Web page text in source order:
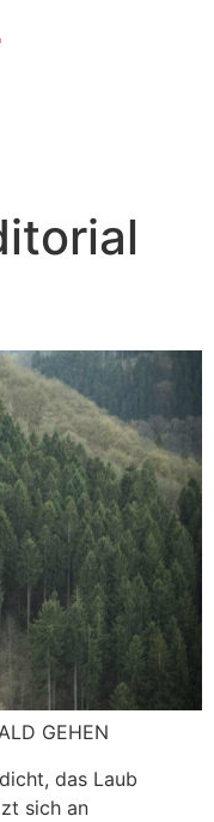
GEHEN
das Laub
sich an